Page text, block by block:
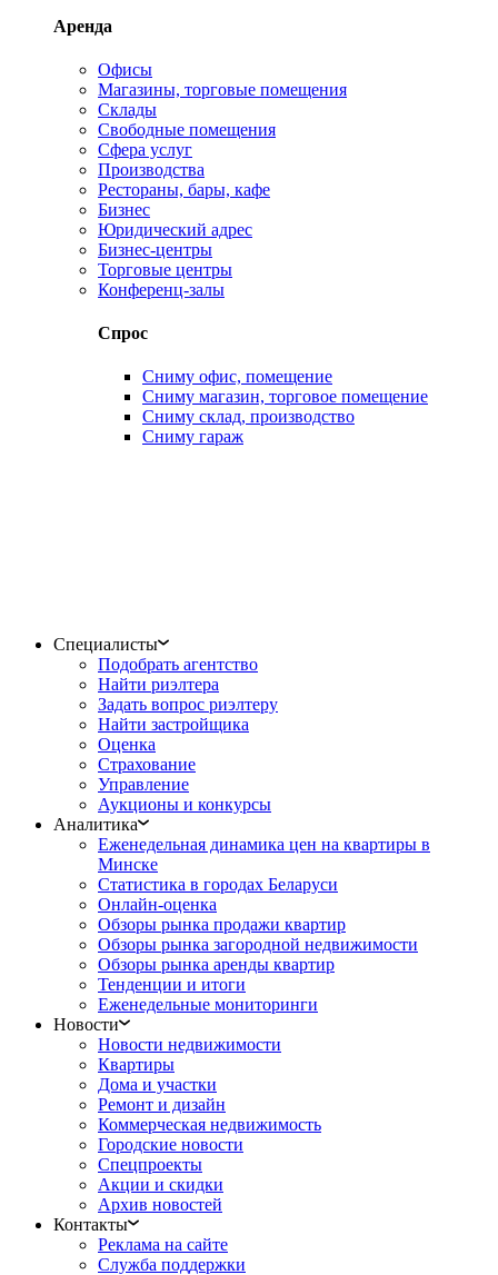
Аренда
Офисы
Магазины, торговые помещения
Склады
Свободные помещения
Сфера услуг
Производства
Рестораны, бары, кафе
Бизнес
Юридический адрес
Бизнес-центры
Торговые центры
Конференц-залы
Спрос
Сниму офис, помещение
Сниму магазин, торговое помещение
Сниму склад, производство
Сниму гараж
Специалисты
Подобрать агентство
Найти риэлтера
Задать вопрос риэлтеру
Найти застройщика
Оценка
Страхование
Управление
Аукционы и конкурсы
Аналитика
Еженедельная динамика цен на квартиры в
Минске
Статистика в городах Беларуси
Онлайн-оценка
Обзоры рынка продажи квартир
Обзоры рынка загородной недвижимости
Обзоры рынка аренды квартир
Тенденции и итоги
Еженедельные мониторинги
Новости
Новости недвижимости
Квартиры
Дома и участки
Ремонт и дизайн
Коммерческая недвижимость
Городские новости
Спецпроекты
Акции и скидки
Архив новостей
Контакты
Реклама на сайте
Служба поддержки